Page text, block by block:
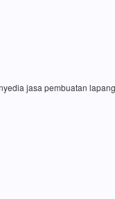
jasa pembuatan